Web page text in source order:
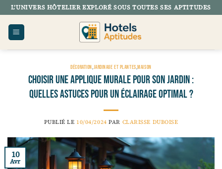
Passer
au
contenu
L’UNIVERS HÔTELIER EXPLORÉ SOUS TOUTES SES APTITUDES
DÉCORATION,JARDINAGE ET PLANTES,MAISON
Choisir une applique murale pour son jardin :
quelles astuces pour un éclairage optimal ?
PUBLIÉ LE 10/04/2024 PAR CLARISSE DUBOISE
10
Avr